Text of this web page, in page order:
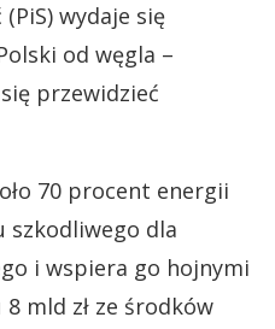
wydaje się
od węgla –
przewidzieć
70 procent energii
szkodliwego dla
i wspiera go hojnymi
mld zł ze środków